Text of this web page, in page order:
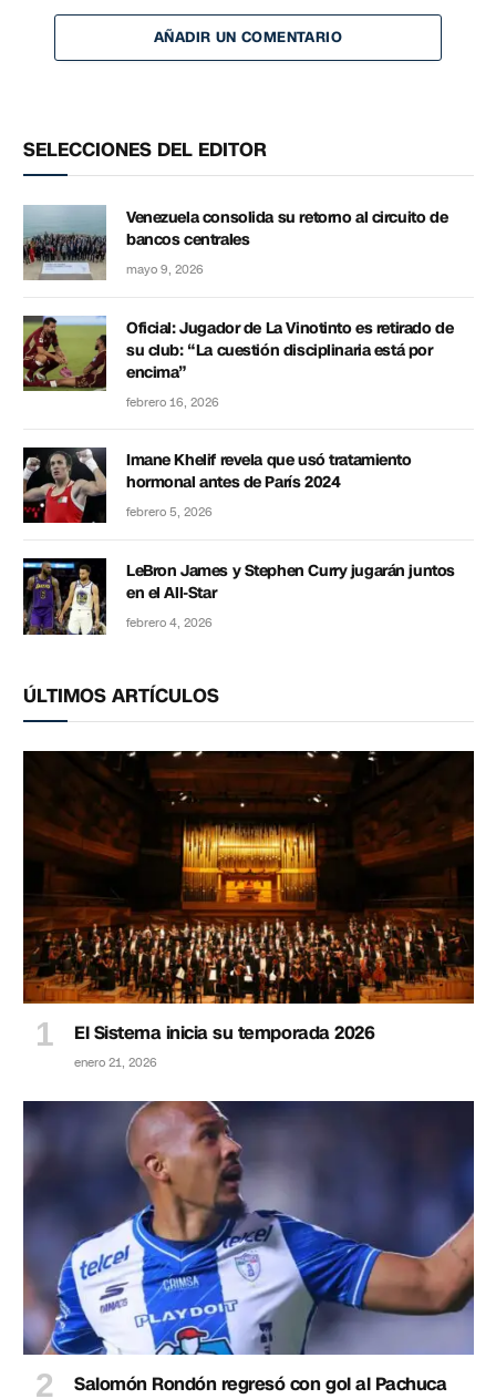
AÑADIR UN COMENTARIO
SELECCIONES DEL EDITOR
Venezuela consolida su retorno al circuito de
bancos centrales
mayo 9, 2026
Oficial: Jugador de La Vinotinto es retirado de
su club: “La cuestión disciplinaria está por
encima”
febrero 16, 2026
Imane Khelif revela que usó tratamiento
hormonal antes de París 2024
febrero 5, 2026
LeBron James y Stephen Curry jugarán juntos
en el All-Star
febrero 4, 2026
ÚLTIMOS ARTÍCULOS
El Sistema inicia su temporada 2026
enero 21, 2026
Salomón Rondón regresó con gol al Pachuca